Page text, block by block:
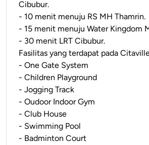
Cibubur.
- 10 menit menuju RS MH Thamrin.
- 15 menit menuju Water Kingdom
- 30 menit LRT Cibubur.
Fasilitas yang terdapat pada
- One Gate System
- Children Playground
- Jogging Track
- Oudoor Indoor Gym
- Club House
- Swimming Pool
- Badminton Court